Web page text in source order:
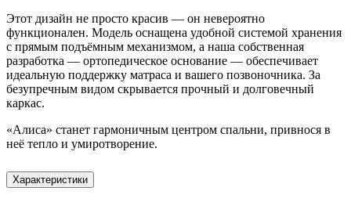
Этот дизайн не просто красив — он невероятно
функционален. Модель оснащена удобной системой хранения
с прямым подъёмным механизмом, а наша собственная
разработка — ортопедическое основание — обеспечивает
идеальную поддержку матраса и вашего позвоночника. За
безупречным видом скрывается прочный и долговечный
каркас.
«Алиса» станет гармоничным центром спальни, привнося в
неё тепло и умиротворение.
Характеристики